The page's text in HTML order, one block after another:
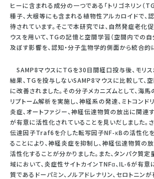
ヒーに含まれる成分の一つである「トリゴネリン（TG
種子、大根等にも含まれる植物性アルカロイドで、
待されています。そこで本研究では、自然発症老化促
ウスを用いて、TGの記憶と空間学習（空間内での
及ぼす影響を、認知・分子生物学的側面から統合的
SAMP8マウスにTGを30日間経口投与後、モリ
結果、TGを投与しないSAMP8マウスに比較して、
に改善されました。その分子メカニズムとして、海馬
リプトーム解析を実施し、神経系の発達、ミトコンド
炎症、オートファジー、神経伝達物質の放出に関連
が有意に活性化されていることを見いだしました。
伝達因子Traf6を介した転写因子NF-κBの活性化
ることにより、神経炎症を抑制し、神経伝達物質の
活性化することが分かりました。また、タンパク質定
域において、炎症性サイトカインTNFα、IL-6が有意
質であるドーパミン、ノルアドレナリン、セロトニン